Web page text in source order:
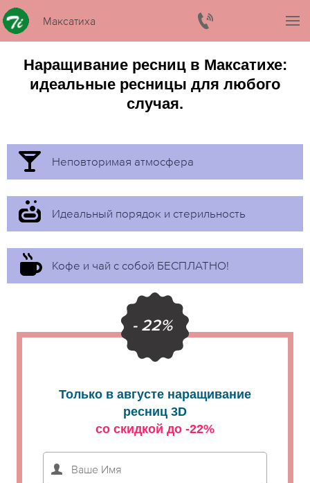
Максатиха
Наращивание ресниц в Максатихе:
идеальные ресницы для любого
случая.
Неповторимая атмосфера
Идеальный порядок и стерильность
Кофе и чай с собой БЕСПЛАТНО!
- 22%
Только в августе наращивание
ресниц 3D
со скидкой до -22%